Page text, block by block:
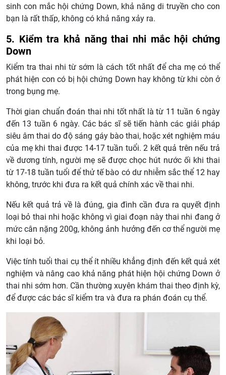
sinh con mắc hội chứng Down, khả năng di truyền cho con
bạn là rất thấp, không có khả năng xảy ra.
5. Kiểm tra khả năng thai nhi mắc hội chứng
Down
Kiểm tra thai nhi từ sớm là cách tốt nhất để cha mẹ có thể
phát hiện con có bị hội chứng Down hay không từ khi còn ở
trong bụng mẹ.
Thời gian chuẩn đoán thai nhi tốt nhất là từ 11 tuần 6 ngày
đến 13 tuần 6 ngày. Các bác sĩ sẽ tiến hành các giải pháp
siêu âm thai do độ sáng gáy bào thai, hoặc xét nghiệm máu
của mẹ khi thai được 14-17 tuần tuổi. 2 kết quả trên nếu trả
về dương tính, người mẹ sẽ được chọc hút nước ối khi thai
từ 17-18 tuần tuổi để thử tế bào có dư nhiễm sắc thể 12 hay
không, trước khi đưa ra kết quả chính xác về thai nhi.
Nếu kết quả trả về là đúng, gia đình cần đưa ra quyết định
loại bỏ thai nhi hoặc không vì giai đoạn này thai nhi đang ở
mức cân nặng 200g, không ảnh hưởng đến cơ thể người mẹ
khi loại bỏ.
Việc tính tuổi thai cụ thể ít nhiều khẳng định đến kết quả xét
nghiệm và nâng cao khả năng phát hiện hội chứng Down ở
thai nhi sớm hơn. Cần thường xuyên khám thai theo định kỳ,
để được các bác sĩ kiểm tra và đưa ra phán đoán cụ thể.